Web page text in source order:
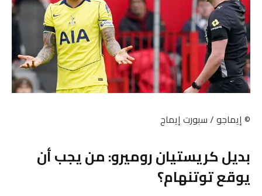
© إيماجو / سبورت إيماج
بديل كريستيان روميرو: من يجب أن
يوقع توتنهام؟